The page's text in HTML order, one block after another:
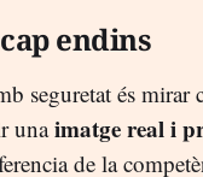
endins
seguretat és
unaimatge real i
de la